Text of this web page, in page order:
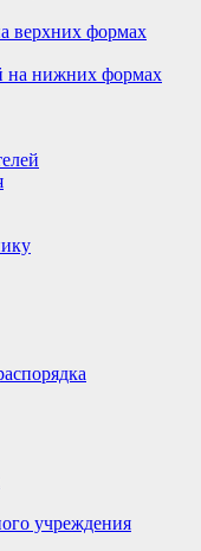
верхних формах
на нижних формах
учреждения